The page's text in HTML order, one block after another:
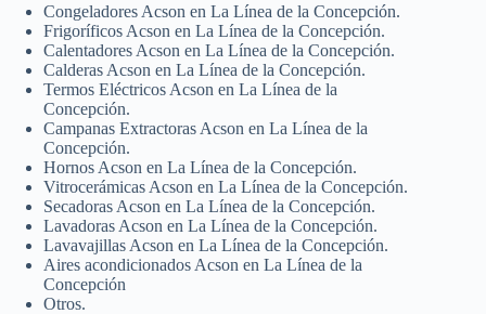
Congeladores Acson en La Línea de la Concepción.
Frigoríficos Acson en La Línea de la Concepción.
Calentadores Acson en La Línea de la Concepción.
Calderas Acson en La Línea de la Concepción.
Termos Eléctricos Acson en La Línea de la
Concepción.
Campanas Extractoras Acson en La Línea de la
Concepción.
Hornos Acson en La Línea de la Concepción.
Vitrocerámicas Acson en La Línea de la Concepción.
Secadoras Acson en La Línea de la Concepción.
Lavadoras Acson en La Línea de la Concepción.
Lavavajillas Acson en La Línea de la Concepción.
Aires acondicionados Acson en La Línea de la
Concepción
Otros.